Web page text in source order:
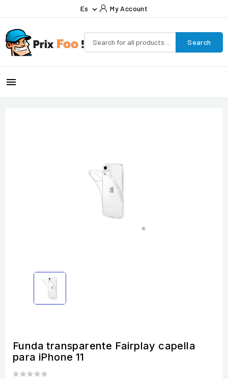
Es  My Account
Search

Funda transparente Fairplay capella
para iPhone 11